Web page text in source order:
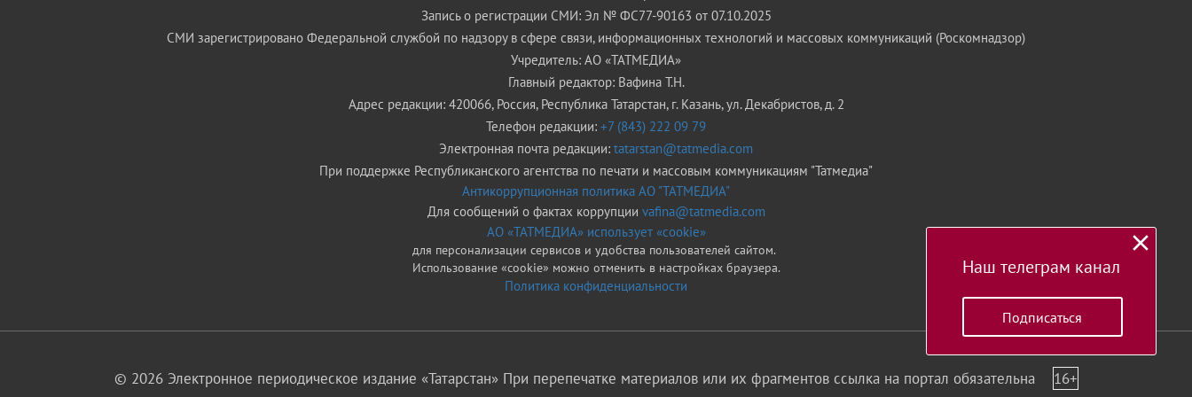
Запись о регистрации СМИ: Эл № ФС77-90163 от 07.10.2025
СМИ зарегистрировано Федеральной службой по надзору в сфере связи, информационных технологий и массовых коммуникаций (Роскомнадзор)
Учредитель: АО «ТАТМЕДИА»
Главный редактор: Вафина Т.Н.
Адрес редакции: 420066, Россия, Республика Татарстан, г. Казань, ул. Декабристов, д. 2
Телефон редакции: +7 (843) 222 09 79
Электронная почта редакции: tatarstan@tatmedia.com
При поддержке Республиканского агентства по печати и массовым коммуникациям "Татмедиа"
Антикоррупционная политика АО "ТАТМЕДИА"
Для сообщений о фактах коррупции vafina@tatmedia.com
АО «ТАТМЕДИА» использует «cookie»
для персонализации сервисов и удобства пользователей сайтом.
Использование «cookie» можно отменить в настройках браузера.
Политика конфиденциальности
© 2026 Электронное периодическое издание «Татарстан» При перепечатке материалов или их фрагментов ссылка на портал обязательна 16+
Наш телеграм канал
Подписаться